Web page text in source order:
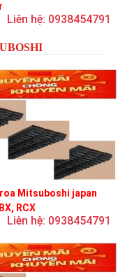
Liên hệ: 0938454791
Mitsuboshi japan
RCX
Liên hệ: 0938454791